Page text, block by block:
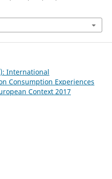
International
Consumption Experiences
Context 2017